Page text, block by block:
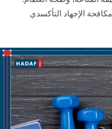
الإجهاد التأكسدي